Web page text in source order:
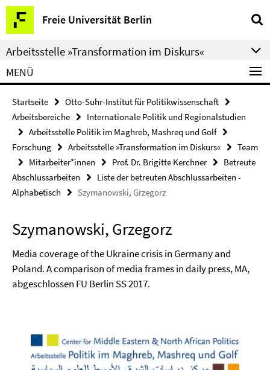
Springe
direkt
zu
Inhalt
Freie Universität Berlin
Service-
Navigation
Arbeitsstelle »Transformation im Diskurs«
MENÜ
Startseite
Otto-Suhr-Institut für Politikwissenschaft
Arbeitsbereiche
Internationale Politik und Regionalstudien
Arbeitsstelle Politik im Maghreb, Mashreq und Golf
Forschung
Arbeitsstelle »Transformation im Diskurs«
Team
Mitarbeiter*innen
Prof. Dr. Brigitte Kerchner
Betreute
Abschlussarbeiten
Liste der betreuten Abschlussarbeiten -
Alphabetisch
Szymanowski, Grzegorz
Szymanowski, Grzegorz
Media coverage of the Ukraine crisis in Germany and
Poland. A comparison of media frames in daily press, MA,
abgeschlossen FU Berlin SS 2017.